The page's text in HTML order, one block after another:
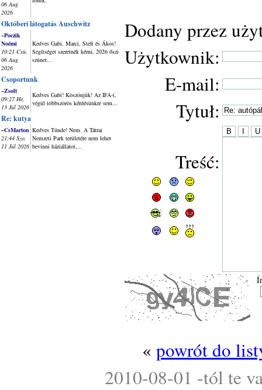
06 Aug
2026
Októberi látogatás Auschwitz
~Poczik
Noémi
10:21 Csü,
06 Aug
2026
Kedves Gabi, Marci, Stefi és Ákos!
Segítséget szeretnék kérni, 2026 őszi
szünet...
Csoportunk
~Zsolt
09:27 Hé,
13 Júl 2026
Kedves Gabi! Köszönjük! Az IFA-t,
végül többszörös kérdésünkre sem...
Re: kutya
~CsMarton
21:44 Szo,
11 Júl 2026
Kedves Tünde! Nem. A Tátrai
Nemzeti Park területére nem lehet
bevinni háziállatot,...
Dodany przez
Użytkownik:
E-mail:
Tytuł:
Treść:
« powrót do
2010-08-01 -tól te